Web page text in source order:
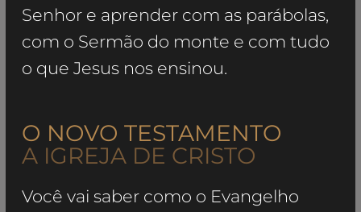
Senhor e aprender com as parábolas,
com o Sermão do monte e com tudo
o que Jesus nos ensinou.
O NOVO TESTAMENTO
A IGREJA DE CRISTO
Você vai saber como o Evangelho